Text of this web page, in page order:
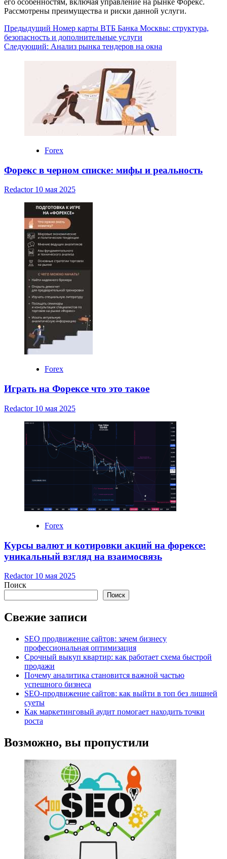
его особенностям, включая управление на рынке Форекс.
Рассмотрены преимущества и риски данной услуги.
Навигация
записи
Предыдущий Номер карты ВТБ Банка Москвы: структура,
безопасность и дополнительные услуги
Следующий: Анализ рынка тендеров на окна
Forex
Форекс в черном списке: мифы и реальность
Redactor 10 мая 2025
Forex
Играть на Форексе что это такое
Redactor 10 мая 2025
Forex
Курсы валют и котировки акций на форексе:
уникальный взгляд на взаимосвязь
Redactor 10 мая 2025
Поиск
Поиск
Свежие записи
SEO продвижение сайтов: зачем бизнесу
профессиональная оптимизация
Срочный выкуп квартир: как работает схема быстрой
продажи
Почему аналитика становится важной частью
успешного бизнеса
SEO-продвижение сайтов: как выйти в топ без лишней
суеты
Как маркетинговый аудит помогает находить точки
роста
Возможно, вы пропустили